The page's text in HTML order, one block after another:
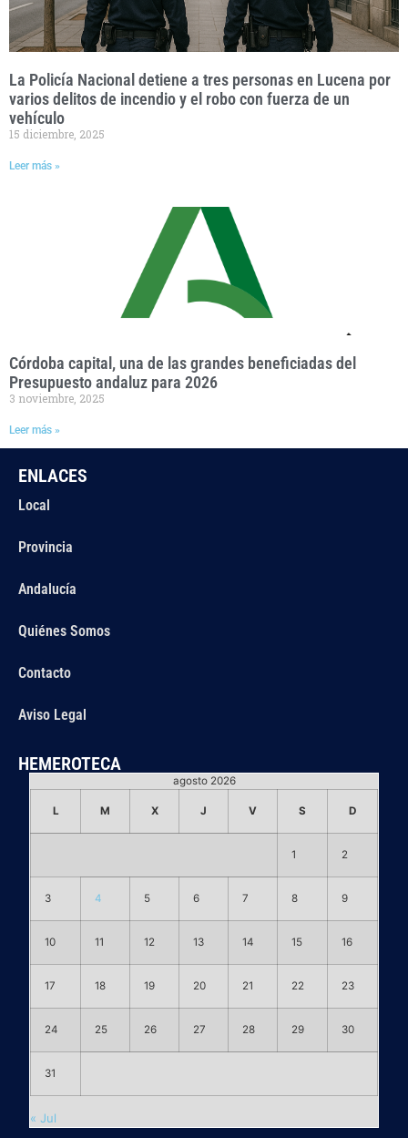
La Policía Nacional detiene a tres personas en Lucena por
varios delitos de incendio y el robo con fuerza de un
vehículo
15 diciembre, 2025
Leer más »
Córdoba capital, una de las grandes beneficiadas del
Presupuesto andaluz para 2026
3 noviembre, 2025
Leer más »
ENLACES
Local
Provincia
Andalucía
Quiénes Somos
Contacto
Aviso Legal
HEMEROTECA
agosto 2026
L M X J V S D
1 2
3 4 5 6 7 8 9
10 11 12 13 14 15 16
17 18 19 20 21 22 23
24 25 26 27 28 29 30
31
« Jul